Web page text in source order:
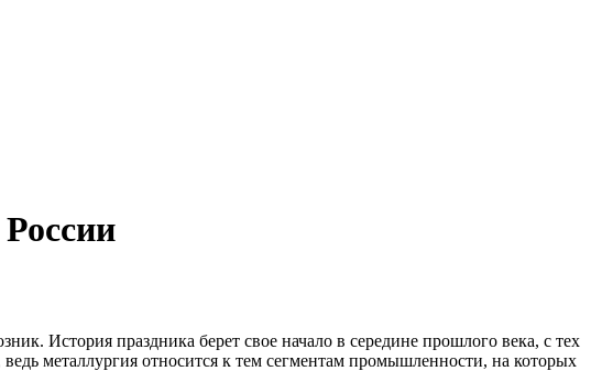
История праздника берет свое начало в середине прошлого века, с тех
металлургия относится к тем сегментам промышленности, на которых